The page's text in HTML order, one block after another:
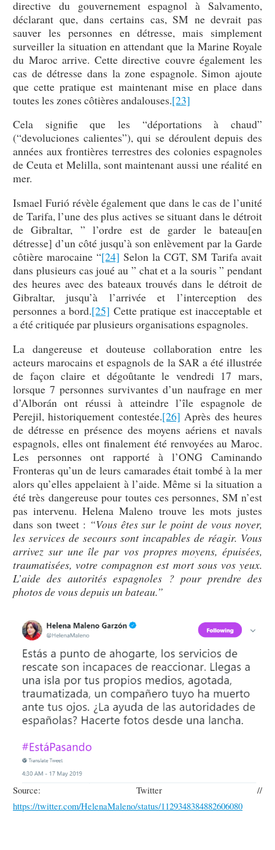
directive du gouvernement espagnol à Salvamento,
déclarant que, dans certains cas, SM ne devrait pas
sauver les personnes en détresse, mais simplement
surveiller la situation en attendant que la Marine Royale
du Maroc arrive. Cette directive couvre également les
cas de détresse dans la zone espagnole. Simon ajoute
que cette pratique est maintenant mise en place dans
toutes les zones côtières andalouses.[23]
Cela signifie que les “déportations à chaud”
(“devoluciones calientes”), qui se déroulent depuis des
années aux frontières terrestres des colonies espagnoles
de Ceuta et Melilla, sont maintenant aussi une réalité en
mer.
Ismael Furió révèle également que dans le cas de l’unité
de Tarifa, l’une des plus actives se situant dans le détroit
de Gibraltar, ” l’ordre est de garder le bateau[en
détresse] d’un côté jusqu’à son enlèvement par la Garde
côtière marocaine “[24] Selon la CGT, SM Tarifa avait
dans plusieurs cas joué au ” chat et a la souris ” pendant
des heures avec des bateaux trouvés dans le détroit de
Gibraltar, jusqu’à l’arrivée et l’interception des
personnes a bord.[25] Cette pratique est inacceptable et
a été critiquée par plusieurs organisations espagnoles.
La dangereuse et douteuse collaboration entre les
acteurs marocains et espagnols de la SAR a été illustrée
de façon claire et dégoûtante le vendredi 17 mars,
lorsque 7 personnes survivantes d’un naufrage en mer
d’Alborán ont réussi à atteindre l’île espagnole de
Perejil, historiquement contestée.[26] Après des heures
de détresse en présence des moyens aériens et navals
espagnols, elles ont finalement été renvoyées au Maroc.
Les personnes ont rapporté à l’ONG Caminando
Fronteras qu’un de leurs camarades était tombé à la mer
alors qu’elles appelaient à l’aide. Même si la situation a
été très dangereuse pour toutes ces personnes, SM n’est
pas intervenu. Helena Maleno trouve les mots justes
dans son tweet : “Vous êtes sur le point de vous noyer,
les services de secours sont incapables de réagir. Vous
arrivez sur une île par vos propres moyens, épuisées,
traumatisées, votre compagnon est mort sous vos yeux.
L’aide des autorités espagnoles ? pour prendre des
photos de vous depuis un bateau.”
Source: Twitter //
https://twitter.com/HelenaMaleno/status/1129348384882606080